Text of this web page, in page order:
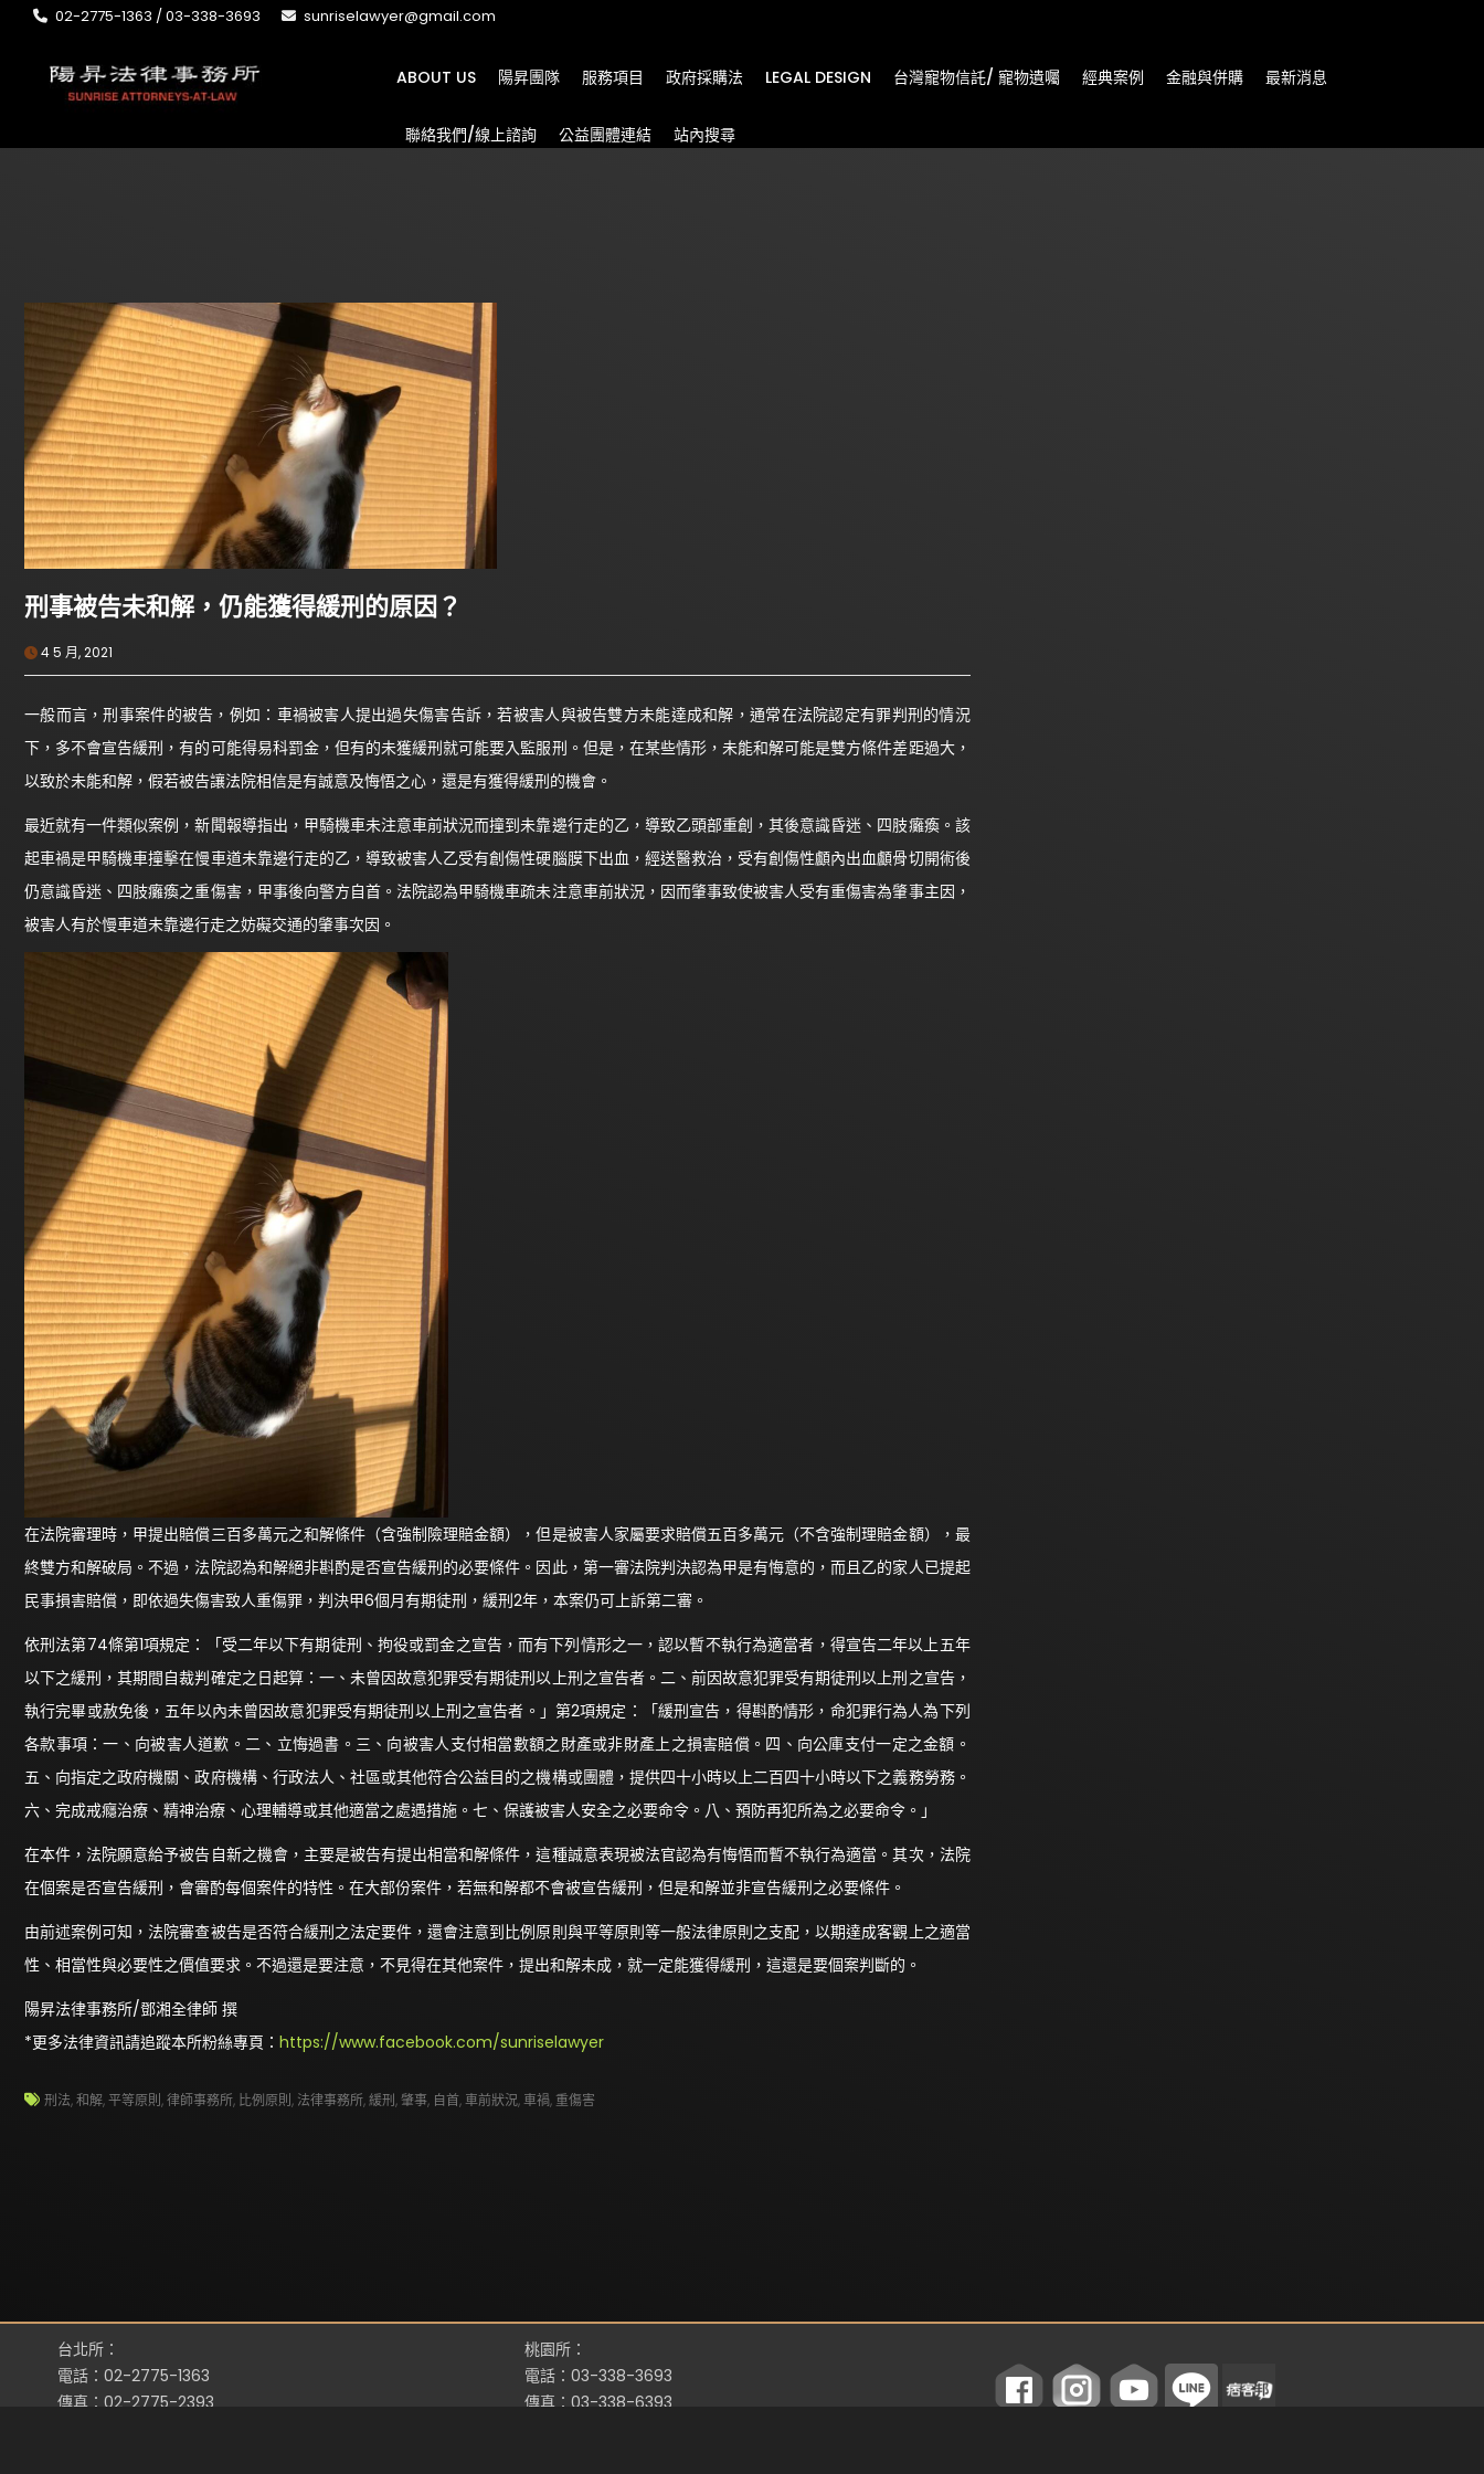
02-2775-1363 / 03-338-3693 sunriselawyer@gmail.com
ABOUT US 陽昇團隊 服務項目 政府採購法 LEGAL DESIGN 台灣寵物信託/ 寵物遺囑 經典案例 金融與併購 最新消息
聯絡我們/線上諮詢 公益團體連結 站內搜尋
刑事被告未和解，仍能獲得緩刑的原因？
4 5 月, 2021
一般而言，刑事案件的被告，例如：車禍被害人提出過失傷害告訴，若被害人與被告雙方未能達成和解，通常在法院認定有罪判刑的情況
下，多不會宣告緩刑，有的可能得易科罰金，但有的未獲緩刑就可能要入監服刑。但是，在某些情形，未能和解可能是雙方條件差距過大，
以致於未能和解，假若被告讓法院相信是有誠意及悔悟之心，還是有獲得緩刑的機會。
最近就有一件類似案例，新聞報導指出，甲騎機車未注意車前狀況而撞到未靠邊行走的乙，導致乙頭部重創，其後意識昏迷、四肢癱瘓。該
起車禍是甲騎機車撞擊在慢車道未靠邊行走的乙，導致被害人乙受有創傷性硬腦膜下出血，經送醫救治，受有創傷性顱內出血顱骨切開術後
仍意識昏迷、四肢癱瘓之重傷害，甲事後向警方自首。法院認為甲騎機車疏未注意車前狀況，因而肇事致使被害人受有重傷害為肇事主因，
被害人有於慢車道未靠邊行走之妨礙交通的肇事次因。
在法院審理時，甲提出賠償三百多萬元之和解條件（含強制險理賠金額），但是被害人家屬要求賠償五百多萬元（不含強制理賠金額），最
終雙方和解破局。不過，法院認為和解絕非斟酌是否宣告緩刑的必要條件。因此，第一審法院判決認為甲是有悔意的，而且乙的家人已提起
民事損害賠償，即依過失傷害致人重傷罪，判決甲6個月有期徒刑，緩刑2年，本案仍可上訴第二審。
依刑法第74條第1項規定：「受二年以下有期徒刑、拘役或罰金之宣告，而有下列情形之一，認以暫不執行為適當者，得宣告二年以上五年
以下之緩刑，其期間自裁判確定之日起算：一、未曾因故意犯罪受有期徒刑以上刑之宣告者。二、前因故意犯罪受有期徒刑以上刑之宣告，
執行完畢或赦免後，五年以內未曾因故意犯罪受有期徒刑以上刑之宣告者。」第2項規定：「緩刑宣告，得斟酌情形，命犯罪行為人為下列
各款事項：一、向被害人道歉。二、立悔過書。三、向被害人支付相當數額之財產或非財產上之損害賠償。四、向公庫支付一定之金額。
五、向指定之政府機關、政府機構、行政法人、社區或其他符合公益目的之機構或團體，提供四十小時以上二百四十小時以下之義務勞務。
六、完成戒癮治療、精神治療、心理輔導或其他適當之處遇措施。七、保護被害人安全之必要命令。八、預防再犯所為之必要命令。」
在本件，法院願意給予被告自新之機會，主要是被告有提出相當和解條件，這種誠意表現被法官認為有悔悟而暫不執行為適當。其次，法院
在個案是否宣告緩刑，會審酌每個案件的特性。在大部份案件，若無和解都不會被宣告緩刑，但是和解並非宣告緩刑之必要條件。
由前述案例可知，法院審查被告是否符合緩刑之法定要件，還會注意到比例原則與平等原則等一般法律原則之支配，以期達成客觀上之適當
性、相當性與必要性之價值要求。不過還是要注意，不見得在其他案件，提出和解未成，就一定能獲得緩刑，這還是要個案判斷的。
陽昇法律事務所/鄧湘全律師 撰
*更多法律資訊請追蹤本所粉絲專頁： https://www.facebook.com/sunriselawyer
刑法,和解,平等原則 ,律師事務所, 比例原則 , 法律事務所,緩刑,肇事, 自首,車前狀況,車禍, 重傷害
台北所：
電話：02-2775-1363
傳真：02-2775-2393
桃園所：
電話：03-338-3693
傳真：03-338-6393